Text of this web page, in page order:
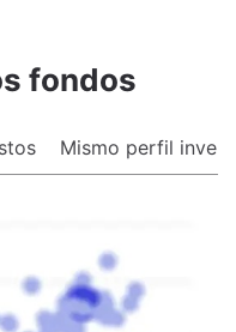
fondos
Mismo perfil